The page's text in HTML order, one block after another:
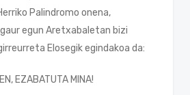
Palindromo onena,
egun Aretxabaletan bizi
Elosegik egindakoa da:
EZABATUTA MINA!